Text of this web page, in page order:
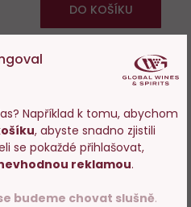
DO KOŠÍKU
oblíbených
Například k tomu, abychom
, abyste snadno zjistili
se pokaždé přihlašovat,
reklamou.
budeme chovat slušně.
na stránky
Prosím